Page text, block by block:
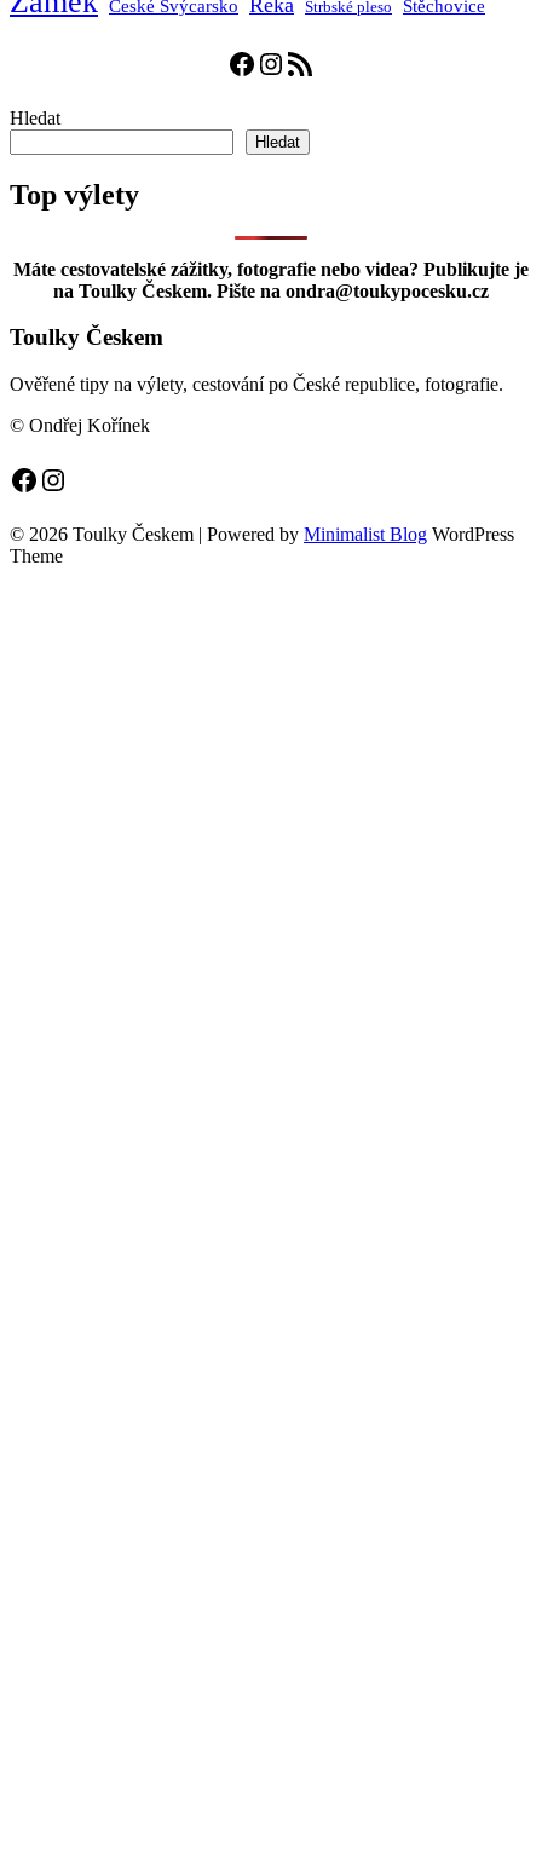
České Švýcarsko Štrbské pleso Štěchovice
Facebook
Instagram
RSS zdroj
Hledat
Hledat
Top výlety
Máte cestovatelské zážitky, fotografie nebo videa? Publikujte je
na Toulky Českem. Pište na ondra@toukypocesku.cz
Toulky Českem
Ověřené tipy na výlety, cestování po České republice, fotografie.
© Ondřej Kořínek
Facebook
Instagram
© 2026 Toulky Českem | Powered by Minimalist Blog WordPress
Theme